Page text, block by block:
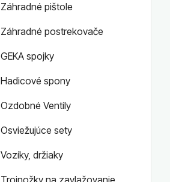
Záhradné pištole
Záhradné postrekovače
GEKA spojky
Hadicové spony
Ozdobné Ventily
Osviežujúce sety
Vozíky, držiaky
Trojnožky na zavlažovanie